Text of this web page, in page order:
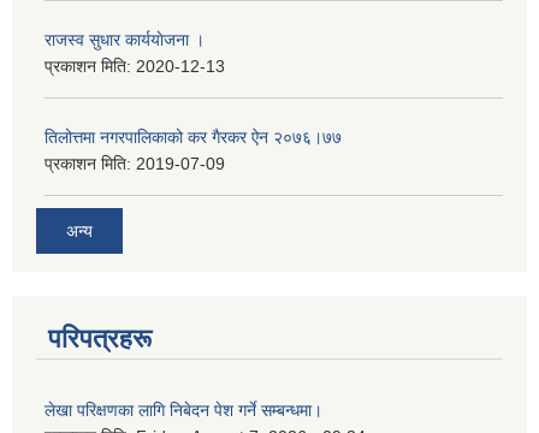
राजस्व सुधार कार्ययाेजना ।
प्रकाशन मिति: 2020-12-13
तिलोत्तमा नगरपालिकाको कर गैरकर ऐन २०७६।७७
प्रकाशन मिति: 2019-07-09
अन्य
परिपत्रहरू
लेखा परिक्षणका लागि निबेदन पेश गर्ने सम्बन्धमा।